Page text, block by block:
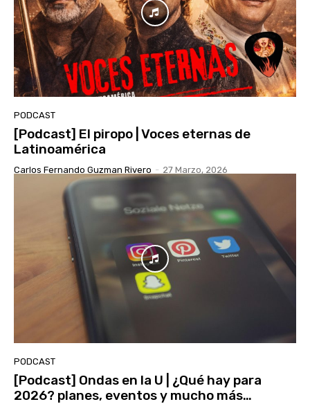
PODCAST
[Podcast] El piropo | Voces eternas de
Latinoamérica
Carlos Fernando Guzman Rivero - 27 Marzo, 2026
PODCAST
[Podcast] Ondas en la U | ¿Qué hay para
2026? planes, eventos y mucho más…